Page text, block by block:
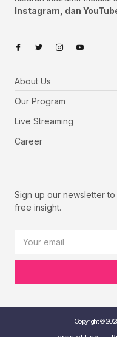
Instagram, dan
About Us
Our Program
Live Streaming
Career
Sign up our newsletter
free insight.
Copyright ©